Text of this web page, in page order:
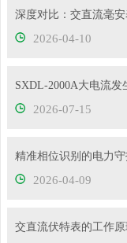
2026-04-10
SXDL-2000A大电流发
2026-07-15
2026-04-09
交直流伏特表的工作原